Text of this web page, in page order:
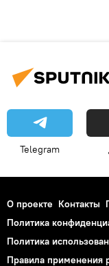
Telegram
О проекте Контакты
Политика
Политика
Правила применения